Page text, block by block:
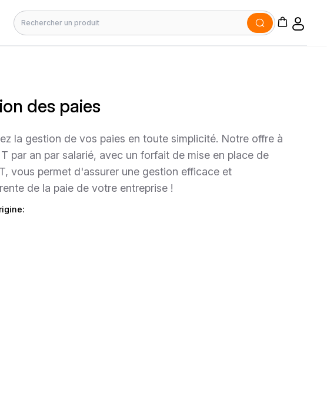
Rechercher
des paies
la gestion de vos paies en toute simplicité. Notre offre à
par an par salarié, avec un forfait de mise en place de
vous permet d'assurer une gestion efficace et
de la paie de votre entreprise !